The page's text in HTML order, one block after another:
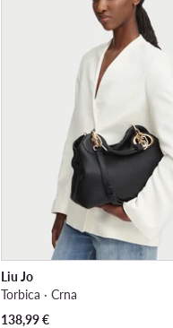
Liu Jo
Torbica · Crna
138,99€